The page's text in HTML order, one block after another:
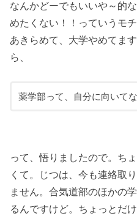
なんかどーでもいいや～的
めたくない！！っていうモ
あきらめて、大学やめてま
ら、
薬学部って、自分に向いて
って、悟りましたので。ち
くて。じつは、今も連絡取
ません。合気道部のほかの
るんですけど。ちょっとだけ